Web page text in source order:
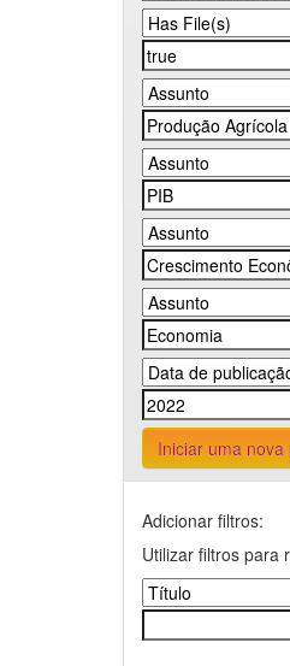
Iniciar uma nova
Adicionar filtros:
Utilizar filtros para